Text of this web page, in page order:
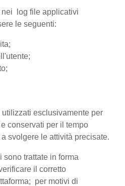
nei log file applicativi
le seguenti:
utilizzati esclusivamente per
conservati per il tempo
svolgere le attività precisate.
sono trattate in forma
il corretto
per motivi di